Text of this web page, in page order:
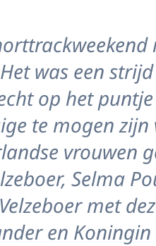
was een
op het
te mogen zijn
vrouwen
Selma
met
en